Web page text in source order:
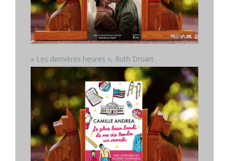
« Les dernières heures », Ruth Druart